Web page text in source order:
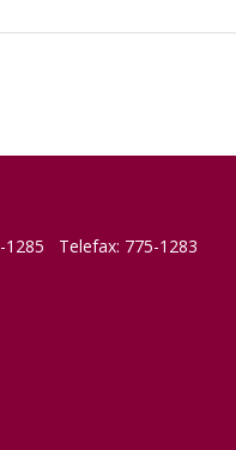
1285 Telefax: 775-1283